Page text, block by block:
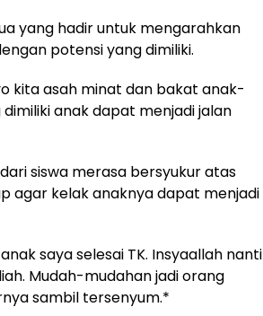
yang hadir untuk mengarahkan
potensi yang dimiliki.
kita asah minat dan bakat anak-
anak dapat menjadi jalan
siswa merasa bersyukur atas
agar kelak anaknya dapat menjadi
saya selesai TK. Insyaallah nanti
Mudah-mudahan jadi orang
sambil tersenyum.*